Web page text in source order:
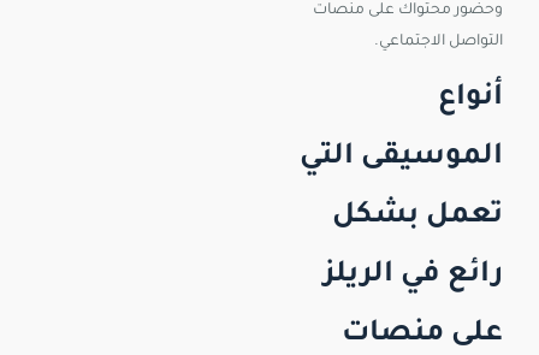
وحضور محتواك على منصات
التواصل الاجتماعي.
أنواع
الموسيقى التي
تعمل بشكل
رائع في الريلز
على منصات